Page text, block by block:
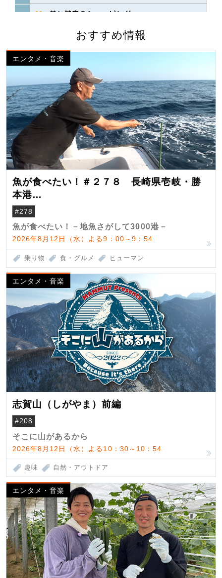
おすすめ情報
エンタメ・音楽
魚が食べたい！＃２７８ 長崎県壱岐・勝
本港
（クロマグロ）
#278
魚が食べたい！－地魚さがして3000港－
2026年8月12日（水）よる9：00～9：54
乗り物 食・グルメ ヒューマン
エンタメ・音楽
志賀山（しがやま）前編
#208
そこに山があるから
2026年8月12日（水）よる10：30～10：54
趣味 自然・アウトドア
エンタメ・音楽